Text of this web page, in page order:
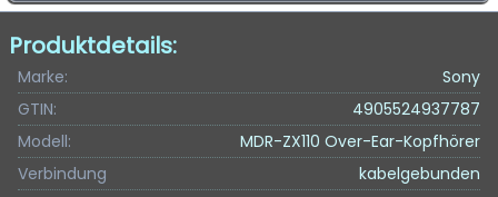
Produktdetails:
Marke:
Sony
GTIN:
4905524937787
Modell:
MDR-ZX110 Over-Ear-Kopfhörer
Verbindung
kabelgebunden